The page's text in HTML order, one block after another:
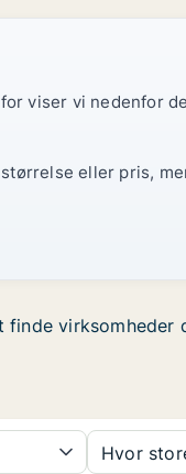
viser vi nedenfor
eller pris,
virksomheder
Hvor